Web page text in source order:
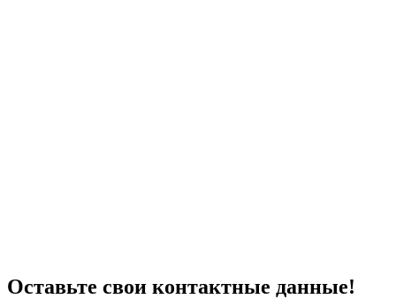
Оставьте свои контактные данные!